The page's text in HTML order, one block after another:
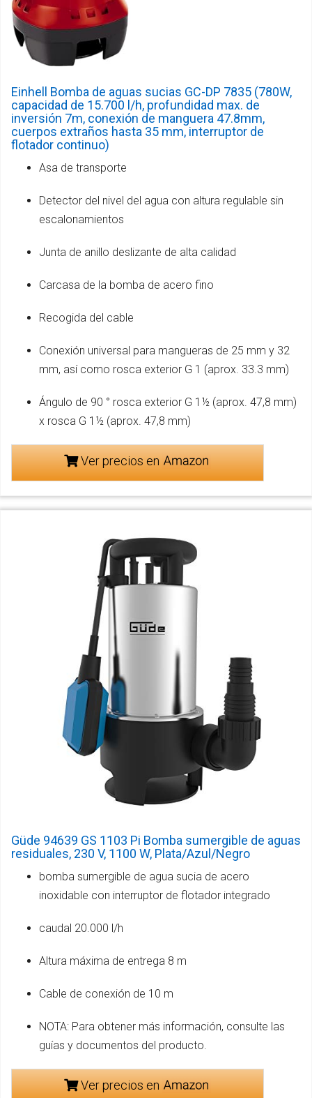
Einhell Bomba de aguas sucias GC-DP 7835 (780W,
capacidad de 15.700 l/h, profundidad max. de
inversión 7m, conexión de manguera 47.8mm,
cuerpos extraños hasta 35 mm, interruptor de
flotador continuo)
Asa de transporte
Detector del nivel del agua con altura regulable sin
escalonamientos
Junta de anillo deslizante de alta calidad
Carcasa de la bomba de acero fino
Recogida del cable
Conexión universal para mangueras de 25 mm y 32
mm, así como rosca exterior G 1 (aprox. 33.3 mm)
Ángulo de 90 ° rosca exterior G 1½ (aprox. 47,8 mm)
x rosca G 1½ (aprox. 47,8 mm)
Ver precios en
Güde 94639 GS 1103 Pi Bomba sumergible de aguas
residuales, 230 V, 1100 W, Plata/Azul/Negro
bomba sumergible de agua sucia de acero
inoxidable con interruptor de flotador integrado
caudal 20.000 l/h
Altura máxima de entrega 8 m
Cable de conexión de 10 m
NOTA: Para obtener más información, consulte las
guías y documentos del producto.
Ver precios en